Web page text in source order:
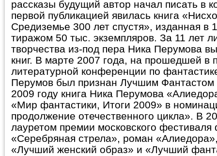
рассказы будущий автор начал писать в
первой публикацией явилась книга
Средиземье 300 лет спустя», изданная в
тиражом 50 тыс. экземпляров. За 11 лет
творчества из-под пера Ника Перумова
книг. В марте 2007 года, на прошедшей в
литературной конференции по
Перумов был признан Лучшим Фантастом
2009 году книга Ника Перумова
«Мир фантастики, Итоги 2009» в
продолжение отечественного цикла». В
лауретом премии московского фестиваля
«Серебряная стрела», роман
«Лучший женский образ» и «Лучший